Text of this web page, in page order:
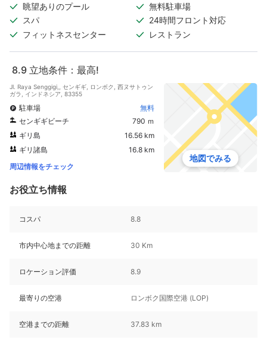
眺望ありのプール
無料駐車場
スパ
24時間フロント対応
フィットネスセンター
レストラン
8.9 立地条件：最高!
Jl. Raya Senggigi,, センギギ, ロンボク, 西ヌサトゥン
ガラ, インドネシア, 83355
駐車場
無料
センギギビーチ
790 ｍ
ギリ島
16.56 km
ギリ諸島
16.8 km
周辺情報をチェック
地図でみる
お役立ち情報
コスパ 8.8
市内中心地までの距離 30 Km
ロケーション評価 8.9
最寄りの空港 ロンボク国際空港 (LOP)
空港までの距離 37.83 km